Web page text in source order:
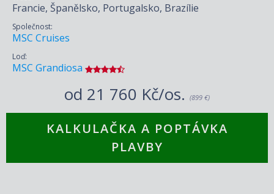
Francie, Španělsko, Portugalsko, Brazílie
Společnost:
MSC Cruises
Loď:
MSC Grandiosa
od 21 760 Kč/os. (899 €)
KALKULAČKA A POPTÁVKA
PLAVBY